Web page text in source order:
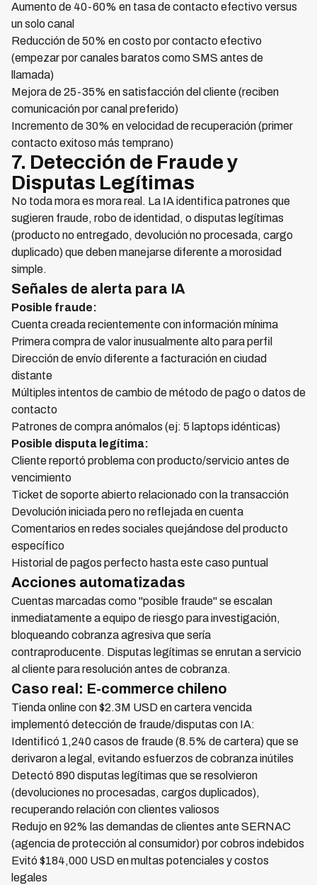
Aumento de 40-60% en tasa de contacto efectivo versus
un solo canal
Reducción de 50% en costo por contacto efectivo
(empezar por canales baratos como SMS antes de
llamada)
Mejora de 25-35% en satisfacción del cliente (reciben
comunicación por canal preferido)
Incremento de 30% en velocidad de recuperación (primer
contacto exitoso más temprano)
7. Detección de Fraude y
Disputas Legítimas
No toda mora es mora real. La IA identifica patrones que
sugieren fraude, robo de identidad, o disputas legítimas
(producto no entregado, devolución no procesada, cargo
duplicado) que deben manejarse diferente a morosidad
simple.
Señales de alerta para IA
Posible fraude:
Cuenta creada recientemente con información mínima
Primera compra de valor inusualmente alto para perfil
Dirección de envío diferente a facturación en ciudad
distante
Múltiples intentos de cambio de método de pago o datos de
contacto
Patrones de compra anómalos (ej: 5 laptops idénticas)
Posible disputa legítima:
Cliente reportó problema con producto/servicio antes de
vencimiento
Ticket de soporte abierto relacionado con la transacción
Devolución iniciada pero no reflejada en cuenta
Comentarios en redes sociales quejándose del producto
específico
Historial de pagos perfecto hasta este caso puntual
Acciones automatizadas
Cuentas marcadas como "posible fraude" se escalan
inmediatamente a equipo de riesgo para investigación,
bloqueando cobranza agresiva que sería
contraproducente. Disputas legítimas se enrutan a servicio
al cliente para resolución antes de cobranza.
Caso real: E-commerce chileno
Tienda online con $2.3M USD en cartera vencida
implementó detección de fraude/disputas con IA:
Identificó 1,240 casos de fraude (8.5% de cartera) que se
derivaron a legal, evitando esfuerzos de cobranza inútiles
Detectó 890 disputas legítimas que se resolvieron
(devoluciones no procesadas, cargos duplicados),
recuperando relación con clientes valiosos
Redujo en 92% las demandas de clientes ante SERNAC
(agencia de protección al consumidor) por cobros indebidos
Evitó $184,000 USD en multas potenciales y costos
legales